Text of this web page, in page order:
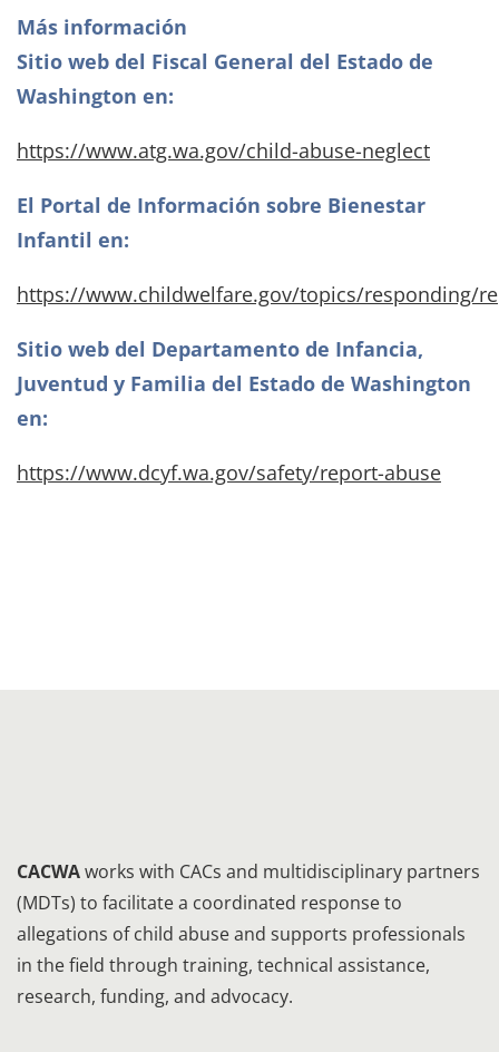
Más información
Sitio web del Fiscal General del Estado de
Washington en:
https://www.atg.wa.gov/child-abuse-neglect
El Portal de Información sobre Bienestar
Infantil en:
https://www.childwelfare.gov/topics/responding/
Sitio web del Departamento de Infancia,
Juventud y Familia del Estado de Washington
en:
https://www.dcyf.wa.gov/safety/report-abuse
CACWAworks with CACs and multidisciplinary partners
(MDTs) to facilitate a coordinated response to
allegations of child abuse and supports professionals
in the field through training, technical assistance,
research, funding, and advocacy.